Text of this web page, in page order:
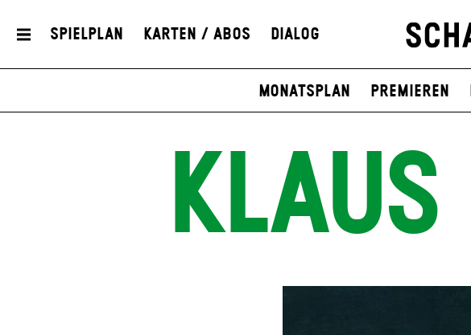
Spielplan Karten / Abos Dialog
Monatsplan Premieren
KLAUS